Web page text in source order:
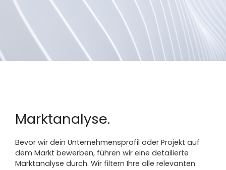
Marktanalyse.
Bevor wir dein Unternehmensprofil oder Projekt auf
dem Markt bewerben, führen wir eine detailierte
Marktanalyse durch. Wir filtern Ihre alle relevanten